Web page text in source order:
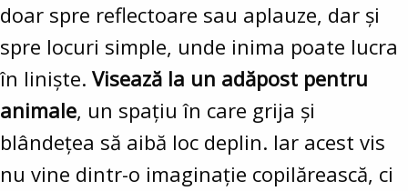
doar spre reflectoare sau aplauze, dar și
spre locuri simple, unde inima poate lucra
în liniște. Visează la un adăpost pentru
animale, un spațiu în care grija și
blândețea să aibă loc deplin. Iar acest vis
nu vine dintr-o imaginație copilărească, ci